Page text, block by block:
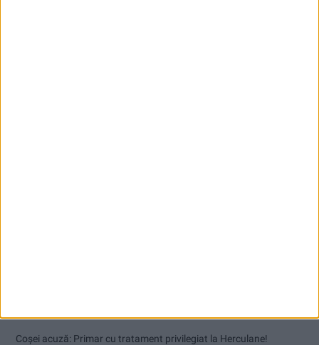
Coșei acuză: Primar cu tratament privilegiat la Herculane!